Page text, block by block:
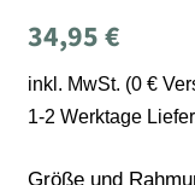
Normaler
34,95 €
inkl. MwSt. (0 €
1-2 Werktage
Größe und